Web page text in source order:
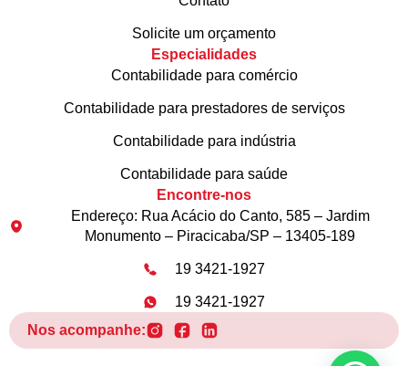
Solicite um orçamento
Especialidades
Contabilidade para comércio
Contabilidade para prestadores de serviços
Contabilidade para indústria
Contabilidade para saúde
Encontre-nos
Endereço: Rua Acácio do Canto, 585 – Jardim
Monumento – Piracicaba/SP – 13405-189
19 3421-1927
19 3421-1927
Nos acompanhe: